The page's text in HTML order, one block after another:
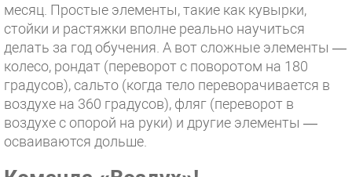
месяц. Простые элементы, такие как кувырки,
стойки и растяжки вполне реально научиться
делать за год обучения. А вот сложные элементы —
колесо, рондат (переворот с поворотом на 180
градусов), сальто (когда тело переворачивается в
воздухе на 360 градусов), фляг (переворот в
воздухе с опорой на руки) и другие элементы —
осваиваются дольше.